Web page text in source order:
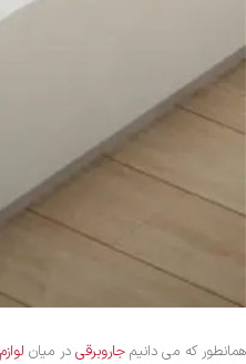
همانطور که می دانیمجاروبرقی در میان